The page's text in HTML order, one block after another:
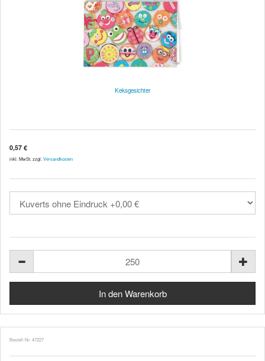
Keksgesichter
0,57 €
inkl. MwSt. zzgl. Versandkosten
Bestell-Nr. 47227